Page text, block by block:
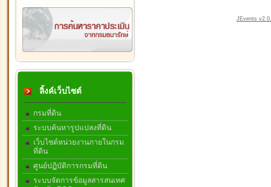
ลิ้งค์เว็บไซต์
กรมที่ดิน
ระบบค้นหารูปแปลงที่ดิน
เว็บไซต์หน่วยงานภายในกรม
ที่ดิน
ศูนย์ปฏิบัติการกรมที่ดิน
ระบบจัดการข้อมูลสารสนเทศ
JEvents